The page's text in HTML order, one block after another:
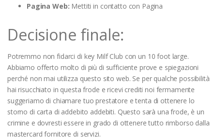
Pagina Web: Mettiti in contatto con Pagina
Decisione finale:
Potremmo non fidarci di key Milf Club con un 10 foot large.
Abbiamo offerto molto di più di sufficiente prove e spiegazioni
perché non mai utilizza questo sito web. Se per qualche possibilità
hai risucchiato in questa frode e ricevi crediti noi fermamente
suggeriamo di chiamare tuo prestatore e tenta di ottenere lo
storno di carta di addebito addebiti. Questo sarà una frode, è un
crimine e dovresti essere in grado di ottenere tutto rimborso dalla
mastercard fornitore di servizi.